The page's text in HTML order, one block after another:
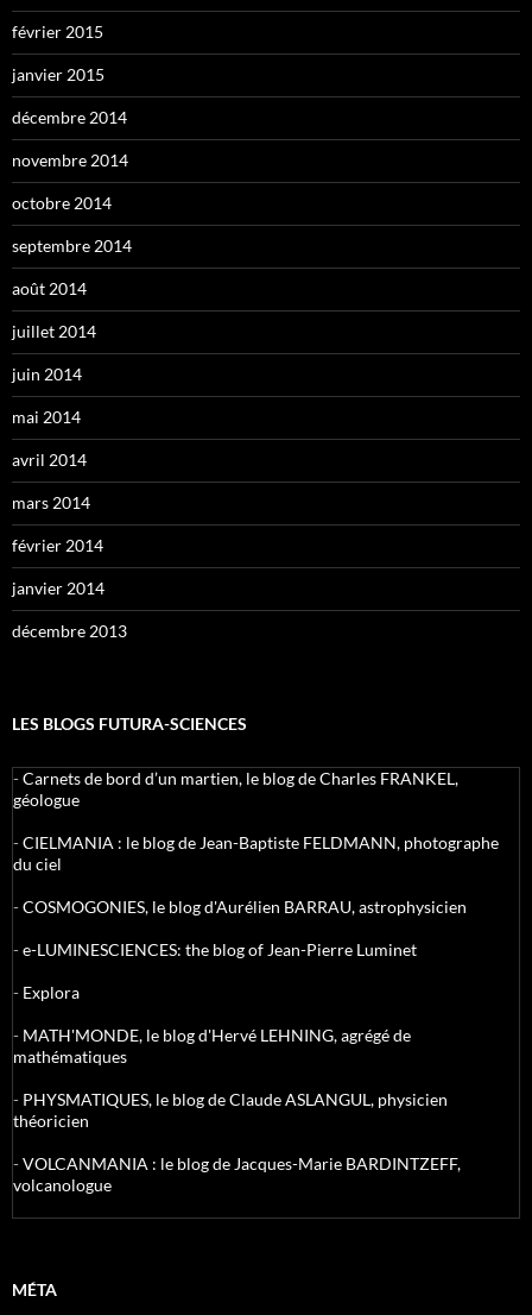
février 2015
janvier 2015
décembre 2014
novembre 2014
octobre 2014
septembre 2014
août 2014
juillet 2014
juin 2014
mai 2014
avril 2014
mars 2014
février 2014
janvier 2014
décembre 2013
LES BLOGS FUTURA-SCIENCES
-Carnets de bord d’un martien, le blog de Charles FRANKEL,
géologue
-CIELMANIA : le blog de Jean-Baptiste FELDMANN, photographe
du ciel
-COSMOGONIES, le blog d'Aurélien BARRAU, astrophysicien
-e-LUMINESCIENCES: the blog of Jean-Pierre Luminet
- Explora
- MATH'MONDE, le blog d'Hervé LEHNING, agrégé de
mathématiques
- PHYSMATIQUES, le blog de Claude ASLANGUL, physicien
théoricien
-VOLCANMANIA : le blog de Jacques-Marie BARDINTZEFF,
volcanologue
MÉTA